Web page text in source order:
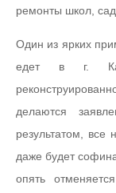
ремонты школ,
Один из ярких
едет в г.
делаются
результатом, все
даже будет
опять